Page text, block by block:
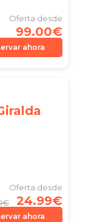
Oferta desde
99.00€
ahora
Oferta desde
24.99€
ahora